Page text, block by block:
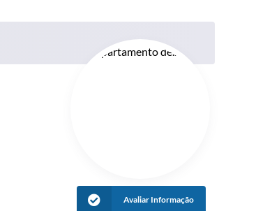
Avaliar Informação